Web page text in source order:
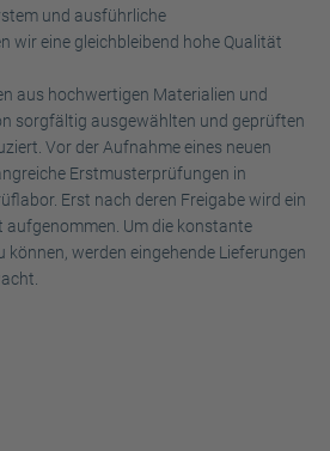
und ausführliche
wir eine gleichbleibend hohe Qualität
aus hochwertigen Materialien und
sorgfältig ausgewählten und geprüften
Vor der Aufnahme eines neuen
Erstmusterprüfungen in
Erst nach deren Freigabe wird ein
aufgenommen. Um die konstante
können, werden eingehende Lieferungen